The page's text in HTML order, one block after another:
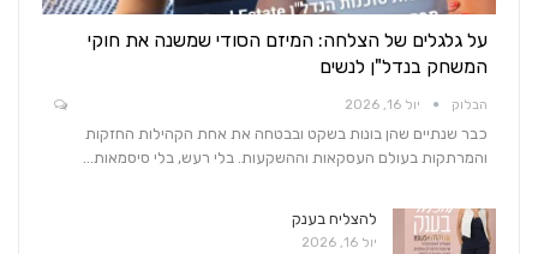
על גלגלים של הצלחה: המיזם הסודי שמשנה את חוקי
המשחק בנדל"ן לנשים
הבלוק יול 16, 2026
כבר שנתיים שהן בונות בשקט ובבטחה את אחת הקהילות החזקות
והמרתקות בעולם העסקאות וההשקעות. בלי רעש, בלי סיסמאות…
להצליח בענק
יול 16, 2026